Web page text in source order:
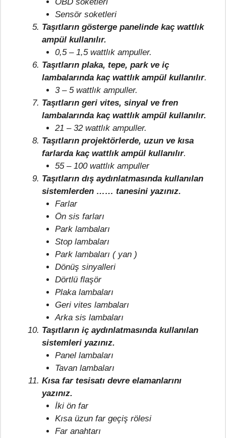
Sensör soketleri
Taşıtların gösterge panelinde kaç wattlık
ampül kullanılır.
0,5 – 1,5 wattlık ampuller.
Taşıtların plaka, tepe, park ve iç
lambalarında kaç wattlık ampül kullanılır.
3 – 5 wattlık ampuller.
Taşıtların geri vites, sinyal ve fren
lambalarında kaç wattlık ampül kullanılır.
21 – 32 wattlık ampuller.
Taşıtların projektörlerde, uzun ve kısa
farlarda kaç wattlık ampül kullanılır.
55 – 100 wattlık ampuller
Taşıtların dış aydınlatmasında kullanılan
sistemlerden …… tanesini yazınız.
Farlar
Ön sis farları
Park lambaları
Stop lambaları
Park lambaları ( yan )
Dönüş sinyalleri
Dörtlü flaşör
Plaka lambaları
Geri vites lambaları
Arka sis lambaları
Taşıtların iç aydınlatmasında kullanılan
sistemleri yazınız.
Panel lambaları
Tavan lambaları
Kısa far tesisatı devre elamanlarını
yazınız.
İki ön far
Kısa üzun far geçiş rölesi
Far anahtarı